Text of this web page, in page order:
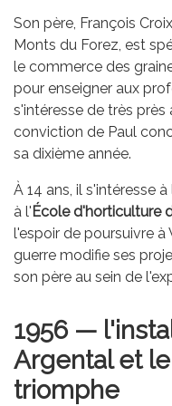
Son père, François
Monts du Forez, est
le commerce des
pour enseigner aux
s'intéresse de très près
conviction de Paul
sa dixième année.
À 14 ans, il s'intéresse
à l'École d'horticulture
l'espoir de poursuivre à
guerre modifie ses
son père au sein de
1956 —
Argental et
triomphe